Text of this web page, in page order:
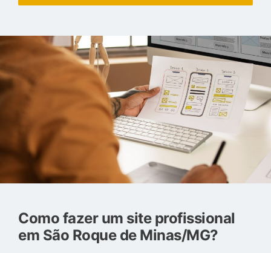
Como fazer um site profissional
em São Roque de Minas/MG?